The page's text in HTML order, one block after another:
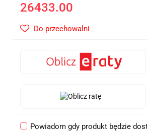
26433.00
Do przechowalni
Powiadom gdy produkt będzie